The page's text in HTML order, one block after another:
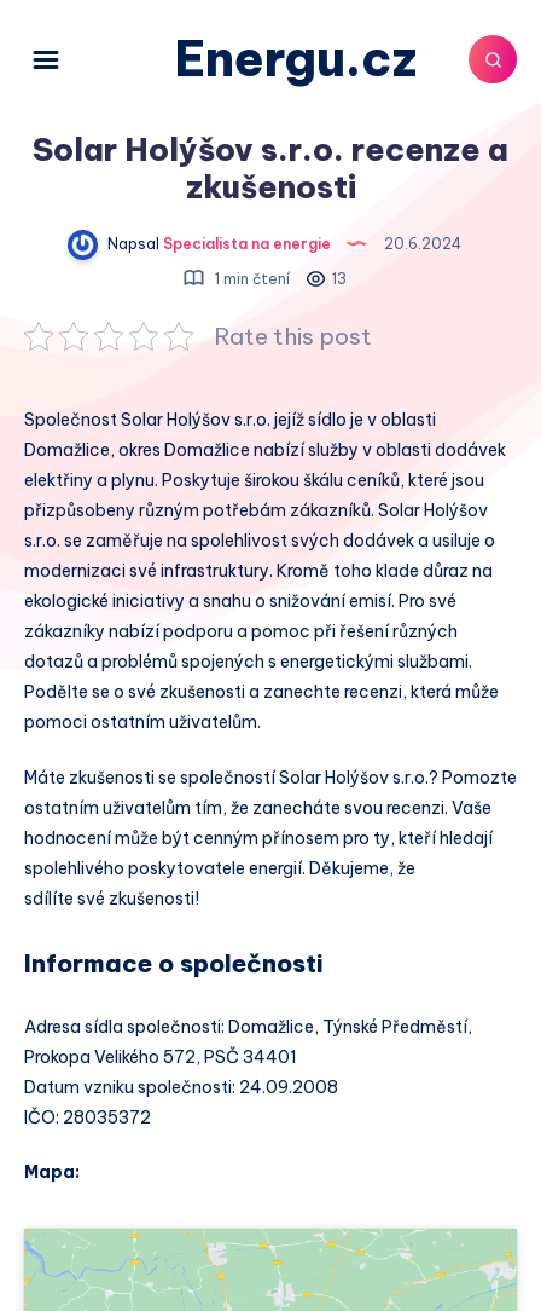
Energu.cz
Solar Holýšov s.r.o. recenze a
zkušenosti
Napsal Specialista na energie
20.6.2024
1 min čtení
13
Rate this post
Společnost Solar Holýšov s.r.o. jejíž sídlo je v oblasti
Domažlice, okres Domažlice nabízí služby v oblasti dodávek
elektřiny a plynu. Poskytuje širokou škálu ceníků, které jsou
přizpůsobeny různým potřebám zákazníků. Solar Holýšov
s.r.o. se zaměřuje na spolehlivost svých dodávek a usiluje o
modernizaci své infrastruktury. Kromě toho klade důraz na
ekologické iniciativy a snahu o snižování emisí. Pro své
zákazníky nabízí podporu a pomoc při řešení různých
dotazů a problémů spojených s energetickými službami.
Podělte se o své zkušenosti a zanechte recenzi, která může
pomoci ostatním uživatelům.
Máte zkušenosti se společností Solar Holýšov s.r.o.? Pomozte
ostatním uživatelům tím, že zanecháte svou recenzi. Vaše
hodnocení může být cenným přínosem pro ty, kteří hledají
spolehlivého poskytovatele energií. Děkujeme, že
sdílíte své zkušenosti!
Informace o společnosti
Adresa sídla společnosti: Domažlice, Týnské Předměstí,
Prokopa Velikého 572, PSČ 34401
Datum vzniku společnosti: 24.09.2008
IČO: 28035372
Mapa: